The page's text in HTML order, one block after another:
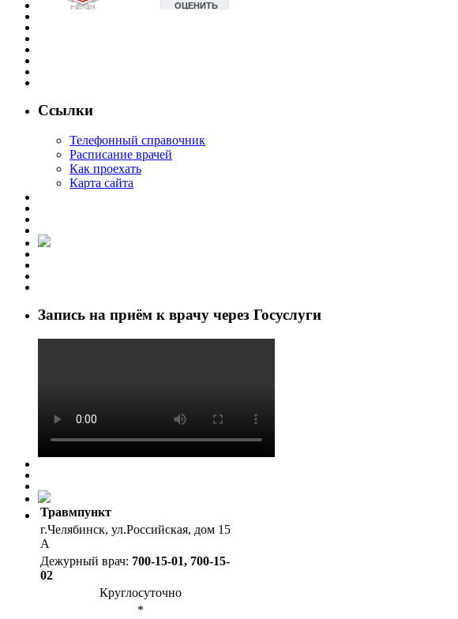
Ссылки
Телефонный справочник
Расписание врачей
Как проехать
Карта сайта
Запись на приём к врачу через Госуслуги
Травмпункт
г.Челябинск, ул.Российская, дом 15
А
Дежурный врач: 700-15-01, 700-15-
02
Круглосуточно
*